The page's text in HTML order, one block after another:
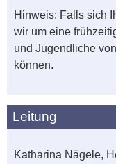
Hinweis: Falls sich
wir um eine
und Jugendliche
können.
Leitung
Katharina Nägele,